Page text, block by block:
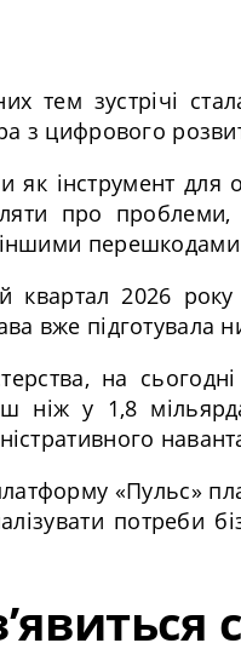
тем зустрічі
з цифрового
як інструмент для
про проблеми,
2026 року
вже підготувала
на
ніж у 1,8
«Пульс»
потреби